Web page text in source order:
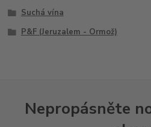
Suchá vína
P&F (Jeruzalem - Ormož)
Nepropásněte